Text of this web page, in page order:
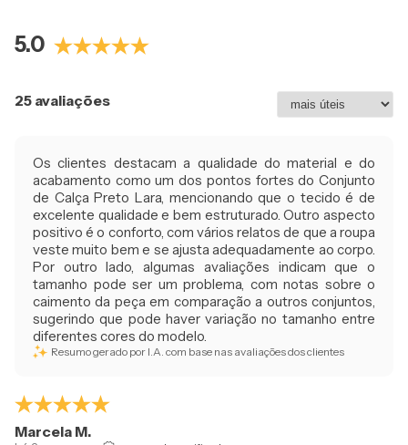
5.0
25 avaliações
Os clientes destacam a qualidade do material e do
acabamento como um dos pontos fortes do Conjunto
de Calça Preto Lara, mencionando que o tecido é de
excelente qualidade e bem estruturado. Outro aspecto
positivo é o conforto, com vários relatos de que a roupa
veste muito bem e se ajusta adequadamente ao corpo.
Por outro lado, algumas avaliações indicam que o
tamanho pode ser um problema, com notas sobre o
caimento da peça em comparação a outros conjuntos,
sugerindo que pode haver variação no tamanho entre
diferentes cores do modelo.
Resumo gerado por I.A. com base nas avaliações dos clientes
Marcela M.